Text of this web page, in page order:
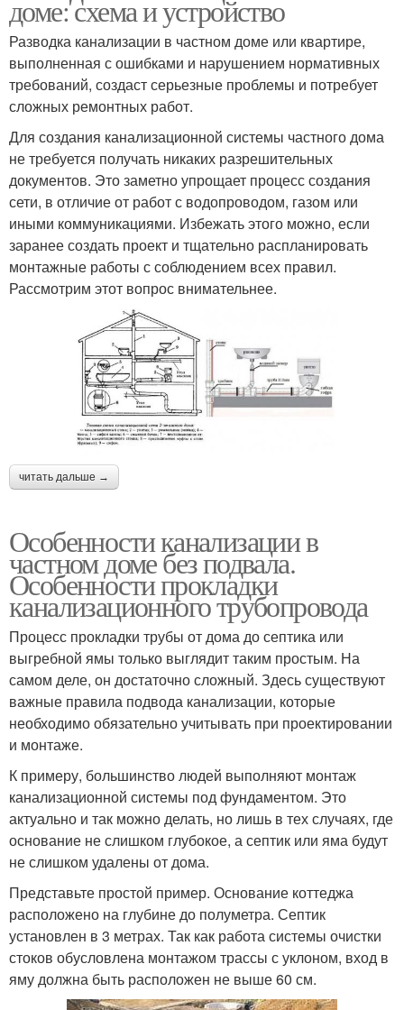
доме: схема и устройство
Разводка канализации в частном доме или квартире,
выполненная с ошибками и нарушением нормативных
требований, создаст серьезные проблемы и потребует
сложных ремонтных работ.
Для создания канализационной системы частного дома
не требуется получать никаких разрешительных
документов. Это заметно упрощает процесс создания
сети, в отличие от работ с водопроводом, газом или
иными коммуникациями. Избежать этого можно, если
заранее создать проект и тщательно распланировать
монтажные работы с соблюдением всех правил.
Рассмотрим этот вопрос внимательнее.
читать дальше →
Особенности канализации в
частном доме без подвала.
Особенности прокладки
канализационного трубопровода
Процесс прокладки трубы от дома до септика или
выгребной ямы только выглядит таким простым. На
самом деле, он достаточно сложный. Здесь существуют
важные правила подвода канализации, которые
необходимо обязательно учитывать при проектировании
и монтаже.
К примеру, большинство людей выполняют монтаж
канализационной системы под фундаментом. Это
актуально и так можно делать, но лишь в тех случаях, где
основание не слишком глубокое, а септик или яма будут
не слишком удалены от дома.
Представьте простой пример. Основание коттеджа
расположено на глубине до полуметра. Септик
установлен в 3 метрах. Так как работа системы очистки
стоков обусловлена монтажом трассы с уклоном, вход в
яму должна быть расположен не выше 60 см.